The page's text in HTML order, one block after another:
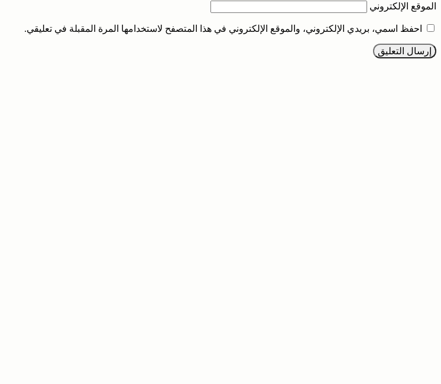
الموقع الإلكتروني
احفظ اسمي، بريدي الإلكتروني، والموقع الإلكتروني في هذا المتصفح لاستخدامها المرة المقبلة في تعليقي.